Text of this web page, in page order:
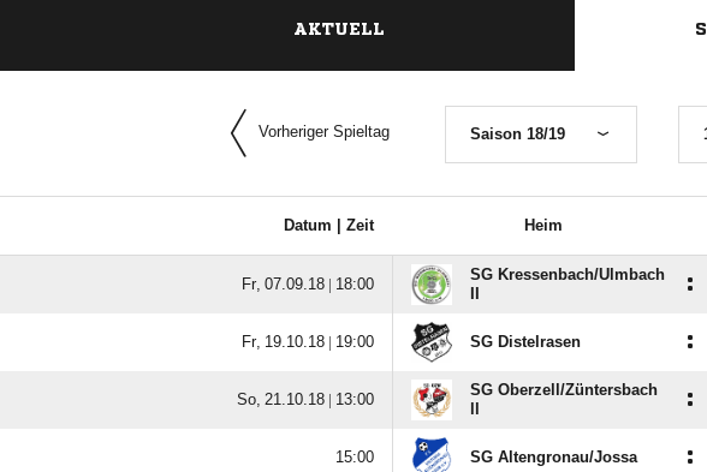
AKTUELL
Vorheriger Spieltag Saison 18/19
Datum | Zeit Heim
  | 
SG Kressenbach/​Ulmbach
:
  |  SG Distelrasen :
  | 
SG Oberzell/​Züntersbach
:
 SG Altengronau/​Jossa :